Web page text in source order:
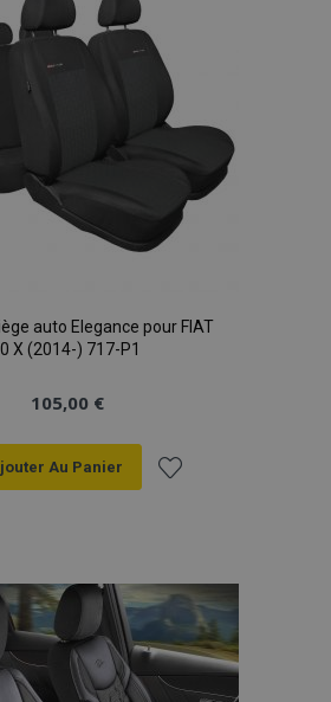
auto Elegance pour FIAT
X (2014-) 717-P1
105,00 €
Au Panier
liste
d'achats